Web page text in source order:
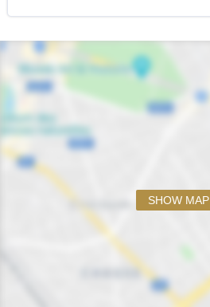
SHOW MAP